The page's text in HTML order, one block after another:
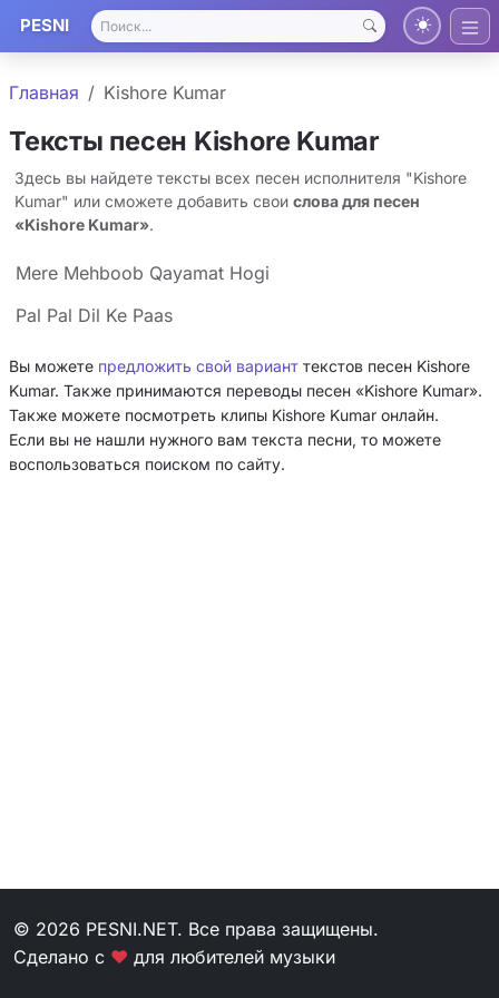
PESNI
Главная Kishore Kumar
Тексты песен Kishore Kumar
Здесь вы найдете тексты всех песен исполнителя "Kishore
Kumar" или сможете добавить свои слова для песен
«Kishore Kumar».
Mere Mehboob Qayamat Hogi
Pal Pal Dil Ke Paas
Вы можете предложить свой вариант текстов песен Kishore
Kumar. Также принимаются переводы песен «Kishore Kumar».
Также можете посмотреть клипы Kishore Kumar онлайн.
Если вы не нашли нужного вам текста песни, то можете
воспользоваться поиском по сайту.
© 2026 PESNI.NET. Все права защищены.
Сделано с ❤ для любителей музыки